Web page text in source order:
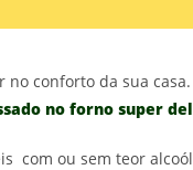
no conforto da sua
no forno super
com ou sem teor